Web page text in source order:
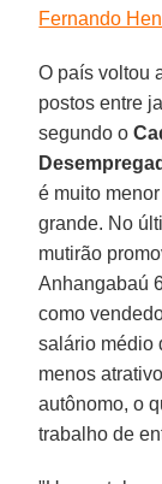
Fernando
O país voltou
postos entre
segundo o
é muito
grande. No
mutirão
Anhangabaú
como
salário médio
menos
autônomo, o
trabalho de